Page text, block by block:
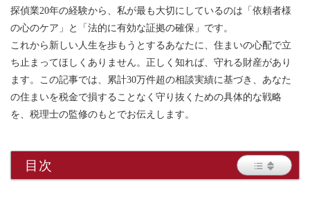
探偵業20年の経験から、私が最も大切にしているのは「依頼者様
の心のケア」と「法的に有効な証拠の確保」です。
これから新しい人生を歩もうとするあなたに、住まいの心配で立
ち止まってほしくありません。正しく知れば、守れる財産があり
ます。この記事では、累計30万件超の相談実績に基づき、あなた
の住まいを税金で損することなく守り抜くための具体的な戦略
を、税理士の監修のもとでお伝えします。
目次